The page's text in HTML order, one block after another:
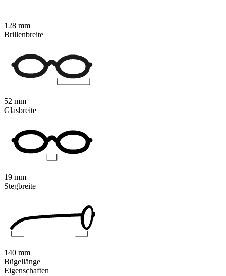
Eigenschaften
128 mm
Brillenbreite
52 mm
Glasbreite
19 mm
Stegbreite
140 mm
Bügellänge